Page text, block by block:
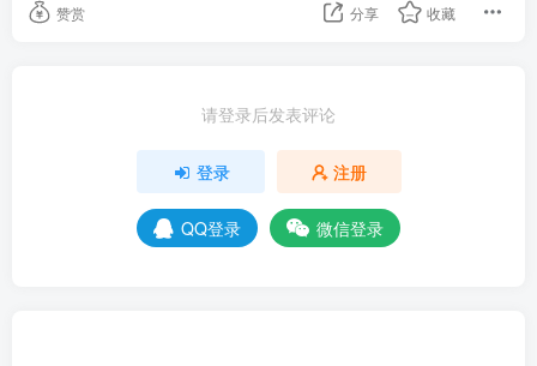
赞赏 分享 收藏
请登录后发表评论
登录 注册
QQ登录 微信登录